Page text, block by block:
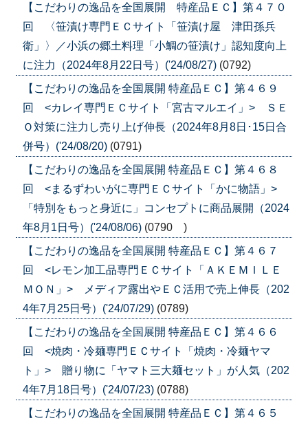
【こだわりの逸品を全国展開 特産品ＥＣ】第４７０
回 〈笹漬け専門ＥＣサイト「笹漬け屋 津田孫兵
衛」〉／小浜の郷土料理「小鯛の笹漬け」認知度向上
に注力（2024年8月22日号）('24/08/27) (0792)
【こだわりの逸品を全国展開 特産品ＥＣ】第４６９
回 <カレイ専門ＥＣサイト「宮古マルエイ」> ＳＥ
Ｏ対策に注力し売り上げ伸長（2024年8月8日･15日合
併号）('24/08/20) (0791)
【こだわりの逸品を全国展開 特産品ＥＣ】第４６８
回 <まるずわいがに専門ＥＣサイト「かに物語」>
「特別をもっと身近に」コンセプトに商品展開（2024
年8月1日号）('24/08/06) (0790 )
【こだわりの逸品を全国展開 特産品ＥＣ】第４６７
回 <レモン加工品専門ＥＣサイト「ＡＫＥＭＩＬＥ
ＭＯＮ」> メディア露出やＥＣ活用で売上伸長（202
4年7月25日号）('24/07/29) (0789)
【こだわりの逸品を全国展開 特産品ＥＣ】第４６６
回 <焼肉・冷麺専門ＥＣサイト「焼肉・冷麺ヤマ
ト」> 贈り物に「ヤマト三大麺セット」が人気（202
4年7月18日号）('24/07/23) (0788)
【こだわりの逸品を全国展開 特産品ＥＣ】第４６５